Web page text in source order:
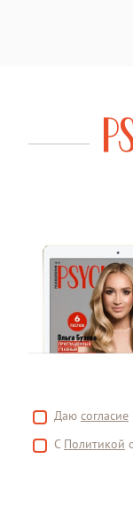
Даю согласие
С Политикой